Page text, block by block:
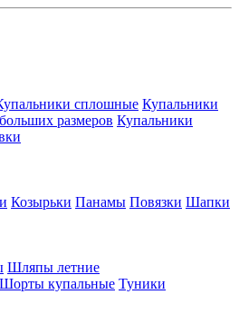
сплошные Купальники
размеров Купальники
Козырьки Панамы Повязки Шапки
Шляпы летние
Шорты купальные Туники